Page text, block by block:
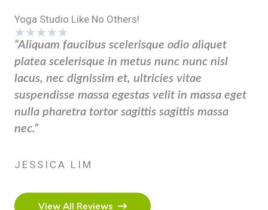
Yoga Studio Like No Others!
★★★★★
“Aliquam faucibus scelerisque odio aliquet
platea scelerisque in metus nunc nunc nisl
lacus, nec dignissim et, ultricies vitae
suspendisse massa egestas velit in massa eget
nulla pharetra tortor sagittis sagittis massa
nec.”
JESSICA LIM
View All Reviews